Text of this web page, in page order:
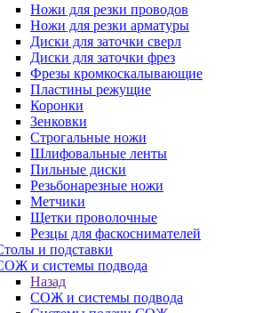
Ножи для резки проводов
Ножи для резки арматуры
Диски для заточки сверл
Диски для заточки фрез
Фрезы кромкоскалывающие
Пластины режущие
Коронки
Зенковки
Строгальные ножи
Шлифовальные ленты
Пильные диски
Резьбонарезные ножи
Метчики
Щетки проволочные
Резцы для фаскоснимателей
и подставки
и системы подвода
Назад
СОЖ и системы подвода